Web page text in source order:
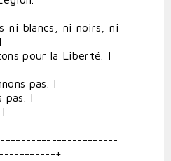
ni blancs, ni noirs, ni
pour la Liberté. |
pas. |
pas. |
+